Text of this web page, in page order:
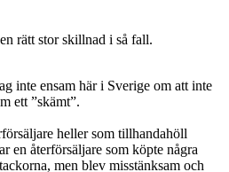
rätt stor skillnad i så fall.
inte ensam här i Sverige om att inte
ett ”skämt”.
heller som tillhandahöll
en återförsäljare som köpte några
men blev misstänksam och